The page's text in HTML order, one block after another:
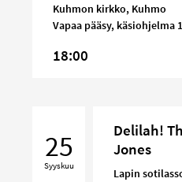
Kuhmon kirkko, Kuhmo
Vapaa pääsy, käsiohjelma
18:00
The
Music
25
Syyskuu
Delilah!
Jones
Lapin